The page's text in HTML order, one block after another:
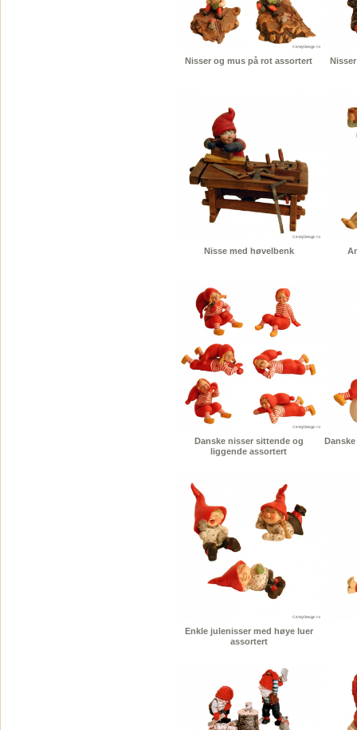
Nisser og mus på rot assortert
Nisse med høvelbenk
Danske nisser sittende og
liggende assortert
Enkle julenisser med høye luer
assortert